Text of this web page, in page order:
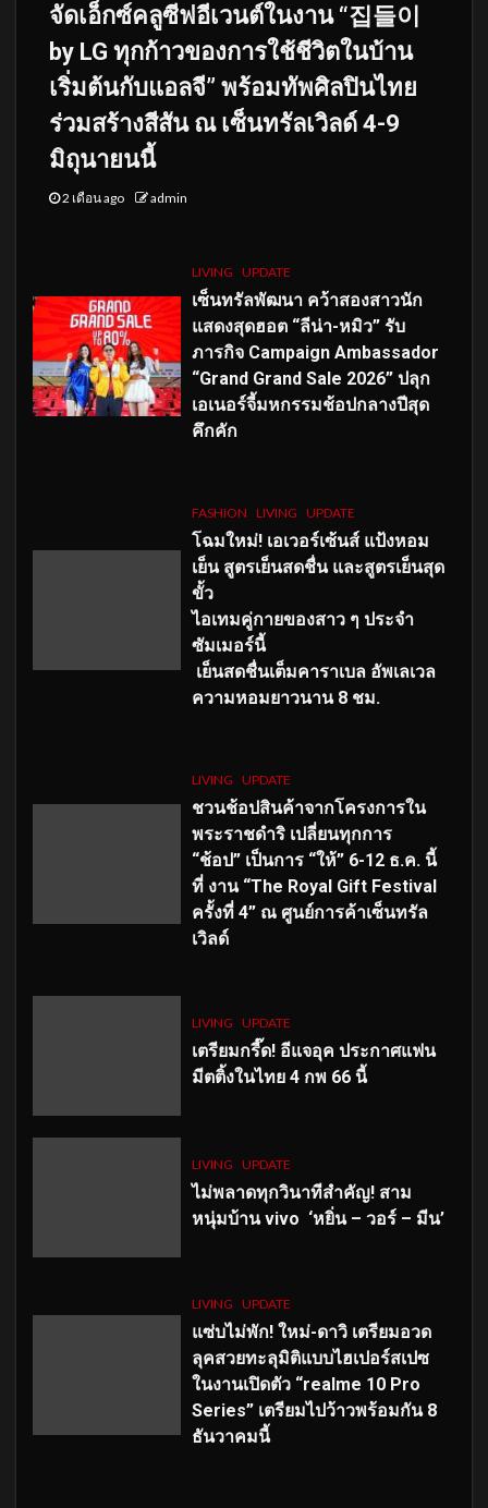
จัดเอ็กซ์คลูซีฟอีเวนต์ในงาน “집들이
by LG ทุกก้าวของการใช้ชีวิตในบ้าน
เริ่มต้นกับแอลจี” พร้อมทัพศิลปินไทย
ร่วมสร้างสีสัน ณ เซ็นทรัลเวิลด์ 4-9
มิถุนายนนี้
2 เดือน ago admin
LIVING UPDATE
เซ็นทรัลพัฒนา คว้าสองสาวนัก
แสดงสุดฮอต “ลีน่า-หมิว” รับ
ภารกิจ Campaign Ambassador
“Grand Grand Sale 2026” ปลุก
เอเนอร์จี้มหกรรมช้อปกลางปีสุด
คึกคัก
FASHION LIVING UPDATE
โฉมใหม่! เอเวอร์เซ้นส์ แป้งหอม
เย็น สูตรเย็นสดชื่น และสูตรเย็นสุด
ขั้ว
ไอเทมคู่กายของสาว ๆ ประจำ
ซัมเมอร์นี้
เย็นสดชื่นเต็มคาราเบล อัพเลเวล
ความหอมยาวนาน 8 ชม.
LIVING UPDATE
ชวนช้อปสินค้าจากโครงการใน
พระราชดำริ เปลี่ยนทุกการ
“ช้อป” เป็นการ “ให้” 6-12 ธ.ค. นี้
ที่ งาน “The Royal Gift Festival
ครั้งที่ 4” ณ ศูนย์การค้าเซ็นทรัล
เวิลด์
LIVING UPDATE
เตรียมกรี๊ด! อีแจอุค ประกาศแฟน
มีตติ้งในไทย 4 กพ 66 นี้
LIVING UPDATE
ไม่พลาดทุกวินาทีสำคัญ! สาม
หนุ่มบ้าน vivo ‘หยิ่น – วอร์ – มีน’
LIVING UPDATE
แซ่บไม่พัก! ใหม่-ดาวิ เตรียมอวด
ลุคสวยทะลุมิติแบบไฮเปอร์สเปซ
ในงานเปิดตัว “realme 10 Pro
Series” เตรียมไปว้าวพร้อมกัน 8
ธันวาคมนี้